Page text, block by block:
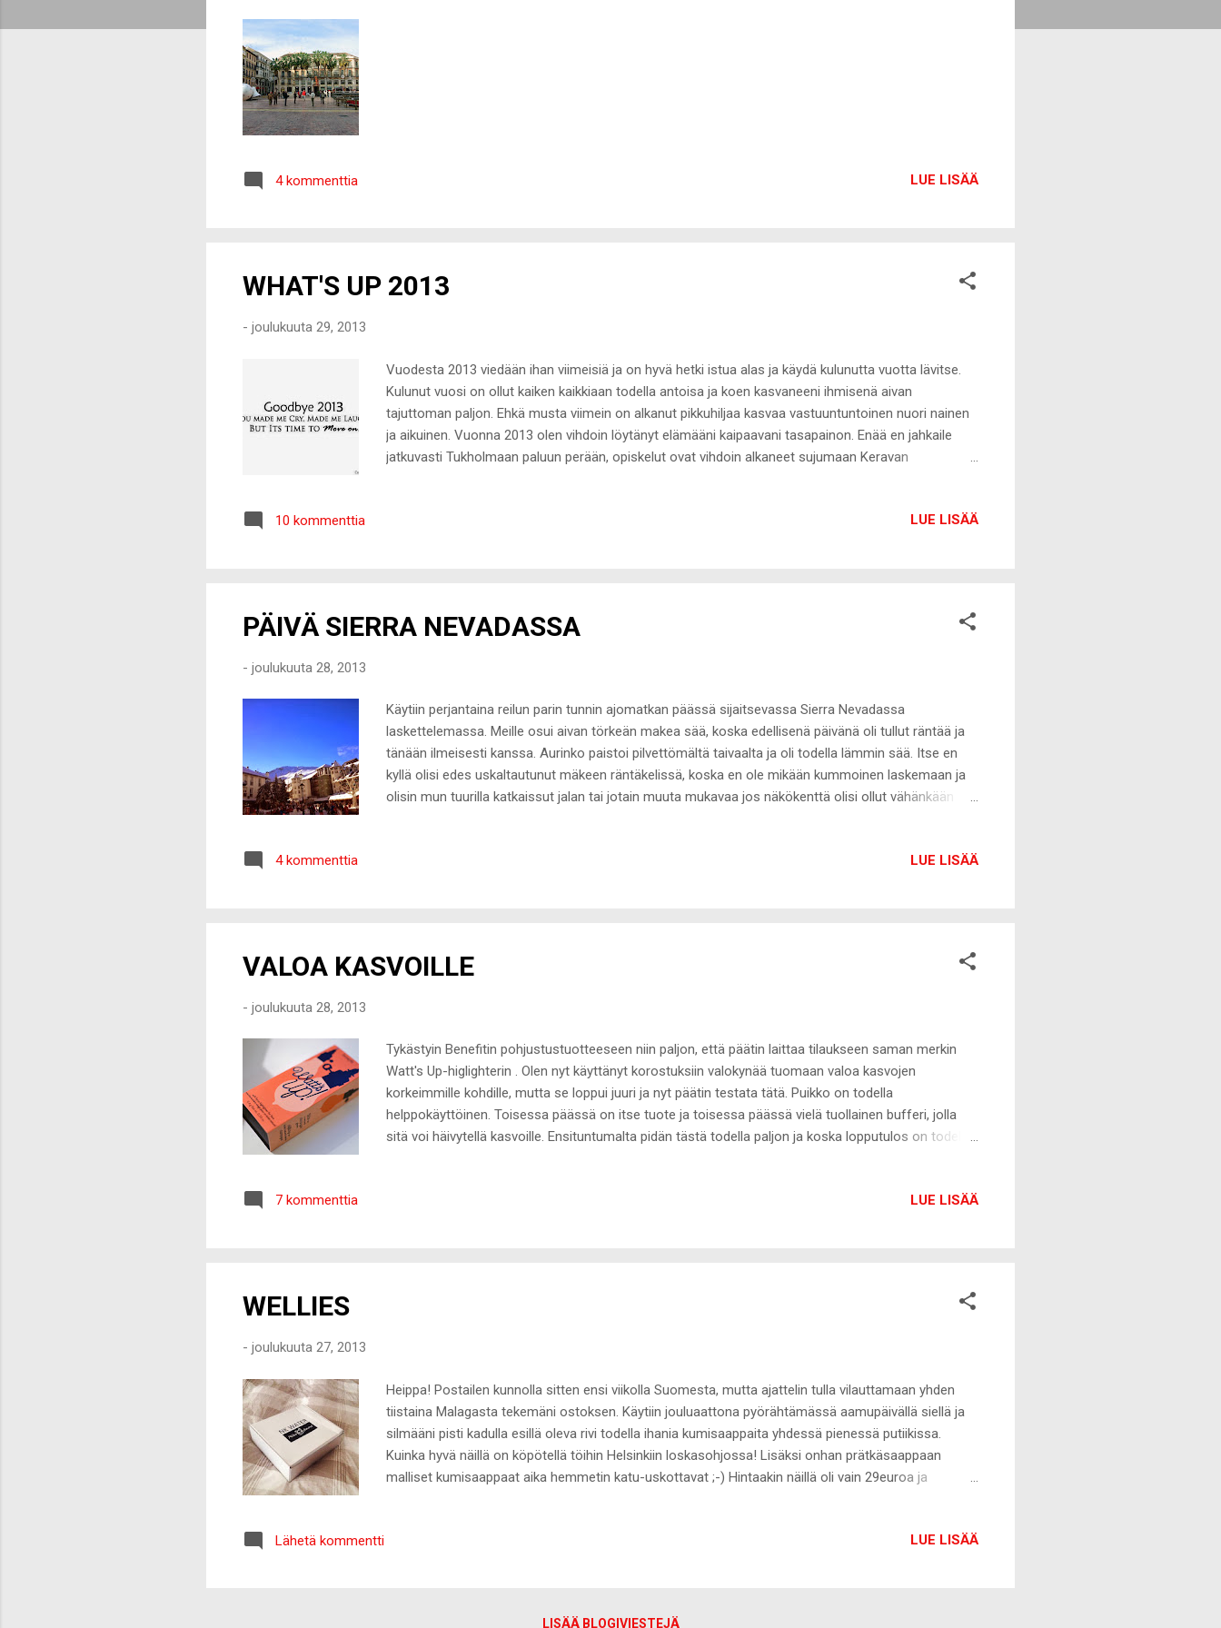
4 kommenttia LUE LISÄÄ
WHAT'S UP 2013
- joulukuuta 29, 2013
Vuodesta 2013 viedään ihan viimeisiä ja on hyvä hetki istua alas ja käydä kulunutta vuotta lävitse.
Kulunut vuosi on ollut kaiken kaikkiaan todella antoisa ja koen kasvaneeni ihmisenä aivan
tajuttoman paljon. Ehkä musta viimein on alkanut pikkuhiljaa kasvaa vastuuntuntoinen nuori nainen
ja aikuinen. Vuonna 2013 olen vihdoin löytänyt elämääni kaipaavani tasapainon. Enää en jahkaile
jatkuvasti Tukholmaan paluun perään, opiskelut ovat vihdoin alkaneet sujumaan Keravan
viime keväänä elämäni suurimmat sydänsurut ja saanut tietää, miltä tuntuu kun kaikki revitään aivan
10 kommenttia LUE LISÄÄ
PÄIVÄ SIERRA NEVADASSA
- joulukuuta 28, 2013
Käytiin perjantaina reilun parin tunnin ajomatkan päässä sijaitsevassa Sierra Nevadassa
laskettelemassa. Meille osui aivan törkeän makea sää, koska edellisenä päivänä oli tullut räntää ja
tänään ilmeisesti kanssa. Aurinko paistoi pilvettömältä taivaalta ja oli todella lämmin sää. Itse en
kyllä olisi edes uskaltautunut mäkeen räntäkelissä, koska en ole mikään kummoinen laskemaan ja
olisin mun tuurilla katkaissut jalan tai jotain muuta mukavaa jos näkökenttä olisi ollut vähänkään
4 kommenttia
LUE LISÄÄ
VALOA KASVOILLE
- joulukuuta 28, 2013
Tykästyin Benefitin pohjustustuotteeseen niin paljon, että päätin laittaa tilaukseen saman merkin
Watt's Up-higlighterin . Olen nyt käyttänyt korostuksiin valokynää tuomaan valoa kasvojen
korkeimmille kohdille, mutta se loppui juuri ja nyt päätin testata tätä. Puikko on todella
helppokäyttöinen. Toisessa päässä on itse tuote ja toisessa päässä vielä tuollainen bufferi, jolla
sitä voi häivytellä kasvoille. Ensituntumalta pidän tästä todella paljon ja koska lopputulos on todella
maksavan Lorealin valokynän reilussa kuukaudessa loppuun korotustarkoituksessa, joten siihen
7 kommenttia LUE LISÄÄ
WELLIES
- joulukuuta 27, 2013
Heippa! Postailen kunnolla sitten ensi viikolla Suomesta, mutta ajattelin tulla vilauttamaan yhden
tiistaina Malagasta tekemäni ostoksen. Käytiin jouluaattona pyörähtämässä aamupäivällä siellä ja
silmääni pisti kadulla esillä oleva rivi todella ihania kumisaappaita yhdessä pienessä putiikissa.
Kuinka hyvä näillä on köpötellä töihin Helsinkiin loskasohjossa! Lisäksi onhan prätkäsaappaan
malliset kumisaappaat aika hemmetin katu-uskottavat ;-) Hintaakin näillä oli vain 29euroa ja
Lähetä kommentti
LUE LISÄÄ
LISÄÄ BLOGIVIESTEJÄ